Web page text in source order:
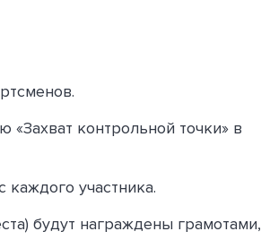
контрольной точки» в
каждого участника.
будут награждены грамотами,